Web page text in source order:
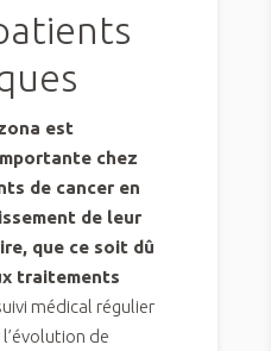
est
chez
de cancer en
de leur
que ce soit dû
traitements
médical régulier
de